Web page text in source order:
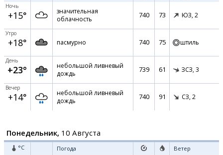
Ночь
+15°
значительная
облачность
740 73 ЮЗ, 2
Утро
+18° пасмурно 740 75 штиль
День
+23°
небольшой ливневый
дождь
739 61 ЗСЗ, 3
Вечер
+14°
небольшой ливневый
дождь
740 91 СЗ, 2
Понедельник, 10 Августа
°C Погода Ветер